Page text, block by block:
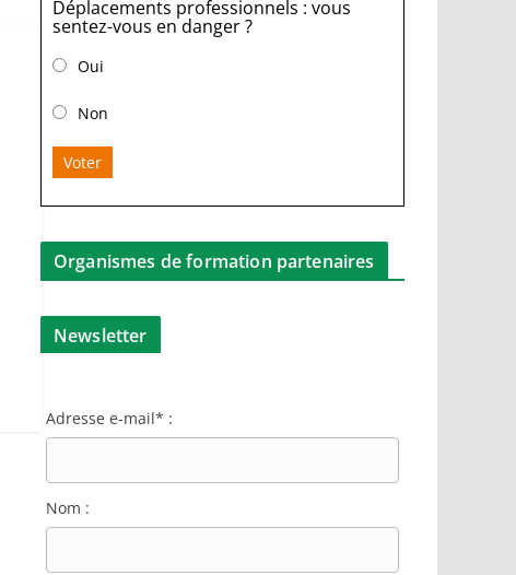
Déplacements professionnels : vous
sentez-vous en danger ?
Oui
Non
Voter
Organismes de formation partenaires
Newsletter
Adresse e-mail* :
Nom :